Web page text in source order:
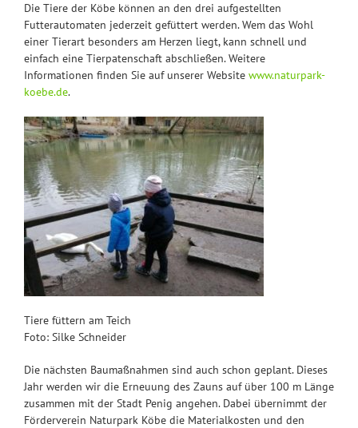
Die Tiere der Köbe können an den drei aufgestellten
Futterautomaten jederzeit gefüttert werden. Wem das Wohl
einer Tierart besonders am Herzen liegt, kann schnell und
einfach eine Tierpatenschaft abschließen. Weitere
Informationen finden Sie auf unserer Website www.naturpark-
koebe.de.
Tiere füttern am Teich
Foto: Silke Schneider
Die nächsten Baumaßnahmen sind auch schon geplant. Dieses
Jahr werden wir die Erneuung des Zauns auf über 100 m Länge
zusammen mit der Stadt Penig angehen. Dabei übernimmt der
Förderverein Naturpark Köbe die Materialkosten und den